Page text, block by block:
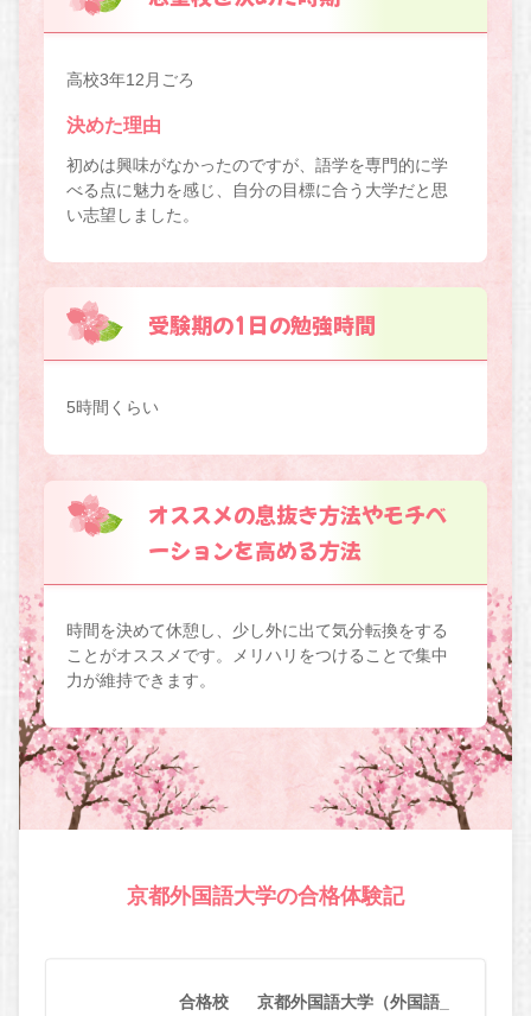
高校3年12月ごろ
決めた理由
初めは興味がなかったのですが、語学を専門的に学
べる点に魅力を感じ、自分の目標に合う大学だと思
い志望しました。
受験期の1日の勉強時間
5時間くらい
オススメの息抜き方法やモチベ
ーションを高める方法
時間を決めて休憩し、少し外に出て気分転換をする
ことがオススメです。メリハリをつけることで集中
力が維持できます。
京都外国語大学の合格体験記
合格校
京都外国語大学（外国語_